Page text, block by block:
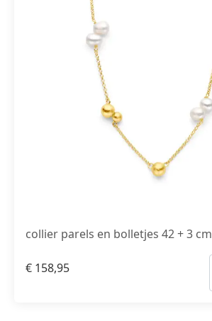
collier parels en bolletjes 42 + 3 cm
€ 158,95